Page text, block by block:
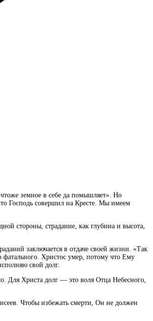
земное в себе да помышляет». Но
Господь совершил на Кресте. Мы имеем
стороны, страдание, как глубина и высота,
заключается в отдаче своей жизни. «Так
фатального. Христос умер, потому что Ему
свой долг.
Для Христа долг — это воля Отца Небесного,
Чтобы избежать смерти, Он не должен